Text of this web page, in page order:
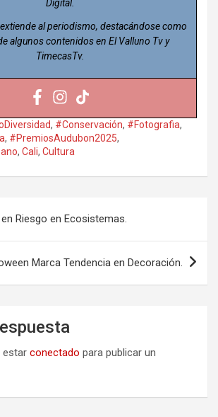
Digital.
al periodismo, destacándose como
algunos contenidos en El Valluno Tv y
TimecasTv.
, #Conservación, #Fotografia,
, #PremiosAudubon2025,
, Cali, Cultura
Riesgo en Ecosistemas.
Marca Tendencia en Decoración.
estar conectado para publicar un